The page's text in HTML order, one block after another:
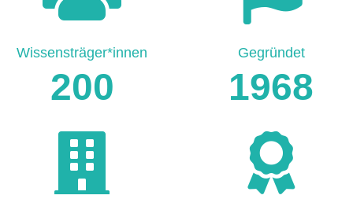
200
Wissensträger*innen
1968
Gegründet